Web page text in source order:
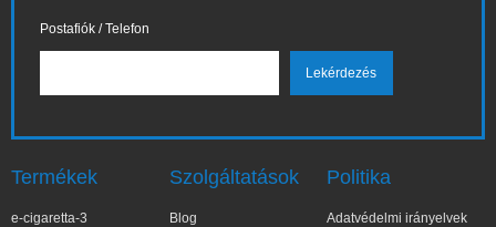
Postafiók / Telefon
Termékek
e-cigaretta-3
Szolgáltatások
Blog
Politika
Adatvédelmi irányelvek